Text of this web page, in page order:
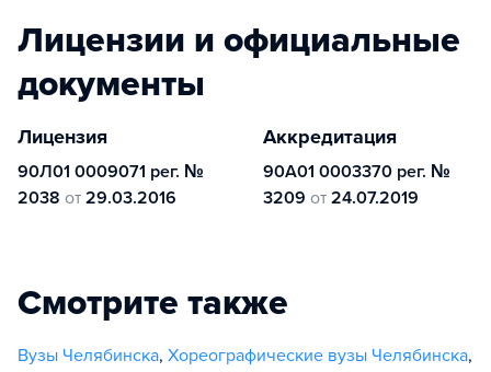
Лицензии и официальные
документы
Лицензия
90Л01 0009071 рег. №
2038 от 29.03.2016
Аккредитация
90А01 0003370 рег. №
3209 от 24.07.2019
Смотрите также
Вузы Челябинска, Хореографические вузы Челябинска,